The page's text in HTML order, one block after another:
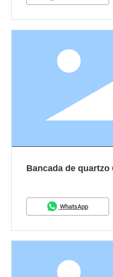
Bancada de quartzo
WhatsApp